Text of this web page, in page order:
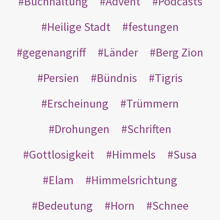
Heilige Stadt
festungen
gegenangriff
Länder
Berg Zion
Persien
Bündnis
Tigris
Erscheinung
Trümmern
Drohungen
Schriften
Gottlosigkeit
Himmels
Susa
Elam
Himmelsrichtung
Bedeutung
Horn Schnee